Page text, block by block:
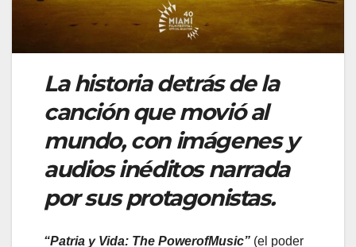
La historia detrás de la
canción que movió al
mundo, con imágenes y
audios inéditos narrada
por sus protagonistas.
“Patria y Vida: The PowerofMusic” (el poder